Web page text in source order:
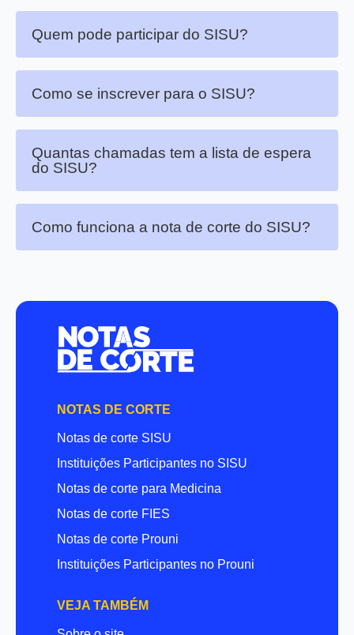
Quem pode participar do SISU?
Como se inscrever para o SISU?
Quantas chamadas tem a lista de espera
do SISU?
Como funciona a nota de corte do SISU?
NOTAS DE CORTE
Notas de corte SISU
Instituições Participantes no SISU
Notas de corte para Medicina
Notas de corte FIES
Notas de corte Prouni
Instituições Participantes no Prouni
VEJA TAMBÉM